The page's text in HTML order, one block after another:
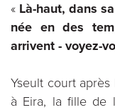
« Là-haut, dans
née en des
arrivent - voyez-
Yseult court
à Eira, la fille de